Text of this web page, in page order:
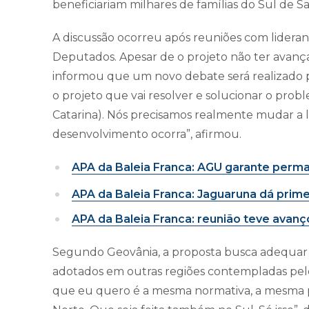
beneficiariam milhares de famílias do Sul de
A discussão ocorreu após reuniões com
Deputados. Apesar de o projeto não ter
informou que um novo debate será realizado
o projeto que vai resolver e solucionar o
Catarina). Nós precisamos realmente mudar
desenvolvimento ocorra”, afirmou.
APA da Baleia Franca: AGU garante
APA da Baleia Franca: Jaguaruna dá
APA da Baleia Franca: reunião teve
Segundo Geovânia, a proposta busca
adotados em outras regiões contempladas
que eu quero é a mesma normativa, a